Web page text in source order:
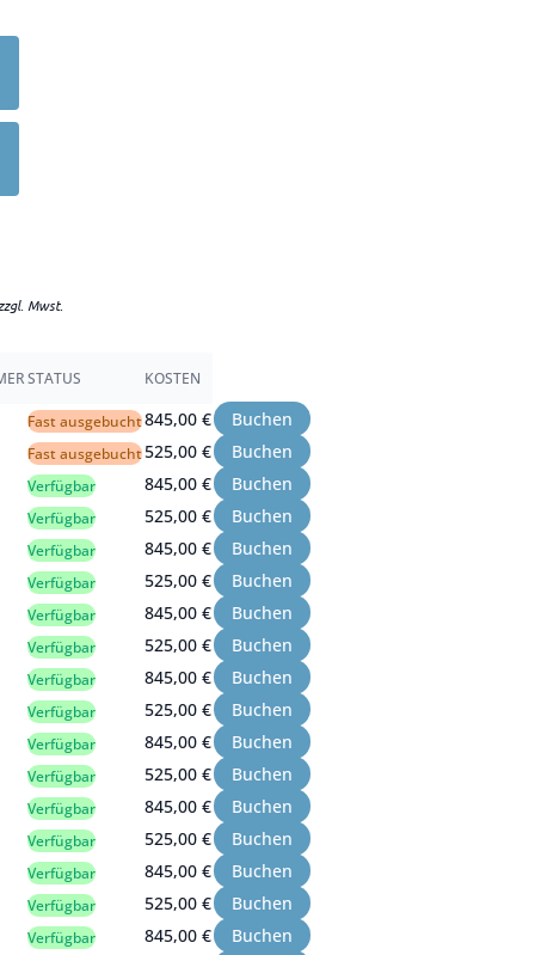
Mwst.
STATUS KOSTEN
Fast ausgebucht845,00 €
Buchen
Fast ausgebucht525,00 €
Buchen
Verfügbar 845,00 €
Buchen
Verfügbar 525,00 €
Buchen
Verfügbar 845,00 €
Buchen
Verfügbar 525,00 €
Buchen
Verfügbar 845,00 €
Buchen
Verfügbar 525,00 €
Buchen
Verfügbar 845,00 €
Buchen
Verfügbar 525,00 €
Buchen
Verfügbar 845,00 €
Buchen
Verfügbar 525,00 €
Buchen
Verfügbar 845,00 €
Buchen
Verfügbar 525,00 €
Buchen
Verfügbar 845,00 €
Buchen
Verfügbar 525,00 €
Buchen
Verfügbar 845,00 €
Buchen